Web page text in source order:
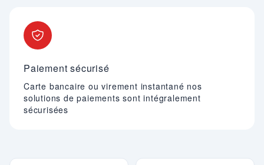
Paiement sécurisé
Carte bancaire ou virement instantané nos
solutions de paiements sont intégralement
sécurisées